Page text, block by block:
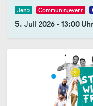
Jena Communityevent
5. Juli 2026-13:00 Uhr